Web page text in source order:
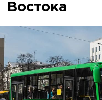
Востока